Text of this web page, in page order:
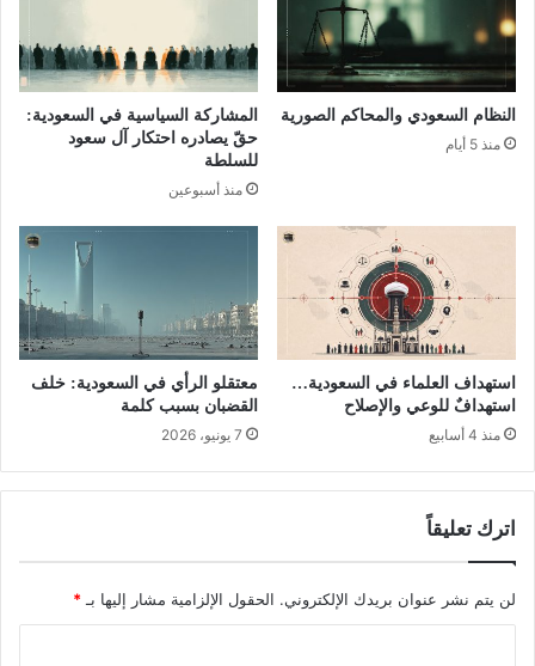
النظام السعودي والمحاكم الصورية
منذ 5 أيام
المشاركة السياسية في السعودية:
حقّ يصادره احتكار آل سعود
للسلطة
منذ أسبوعين
استهداف العلماء في السعودية…
استهدافٌ للوعي والإصلاح
منذ 4 أسابيع
معتقلو الرأي في السعودية: خلف
القضبان بسبب كلمة
7 يونيو، 2026
اترك تعليقاً
لن يتم نشر عنوان بريدك الإلكتروني. الحقول الإلزامية مشار إليها بـ*